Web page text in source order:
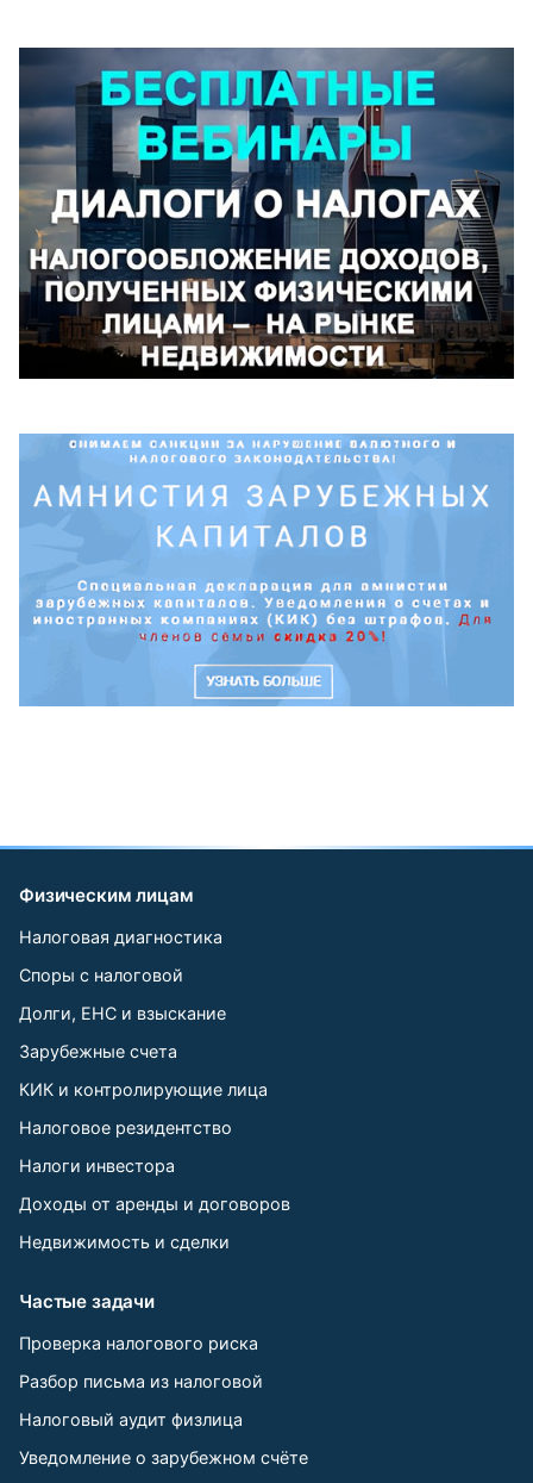
Физическим лицам
Налоговая диагностика
Споры с налоговой
Долги, ЕНС и взыскание
Зарубежные счета
КИК и контролирующие лица
Налоговое резидентство
Налоги инвестора
Доходы от аренды и договоров
Недвижимость и сделки
Частые задачи
Проверка налогового риска
Разбор письма из налоговой
Налоговый аудит физлица
Уведомление о зарубежном счёте